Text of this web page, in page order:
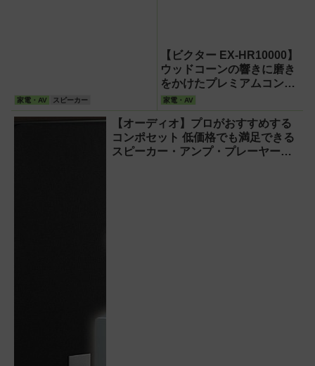
家電・AV スピーカー
【ビクター EX-HR10000】
ウッドコーンの響きに磨き
をかけたプレミアムコンパ
クトコンポ
家電・AV
【オーディオ】プロがおすすめする
コンポセット 低価格でも満足できる
スピーカー・アンプ・プレーヤーは